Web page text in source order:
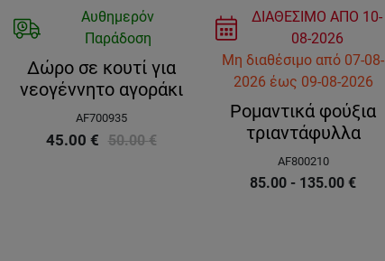
Αυθημερόν
Παράδοση
Δώρο σε κουτί για
νεογέννητο αγοράκι
AF700935
45.00 € 50.00 €
ΔΙΑΘΕΣΙΜΟ ΑΠΟ 10-
08-2026
Μη διαθέσιμο από 07-08-
2026 έως 09-08-2026
Ρομαντικά φούξια
τριαντάφυλλα
AF800210
85.00 - 135.00 €